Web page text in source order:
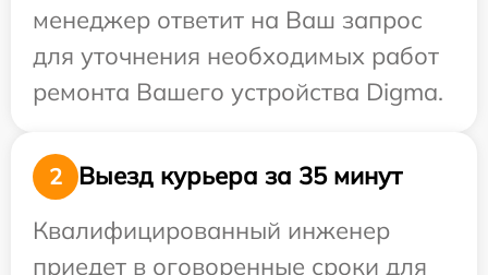
менеджер ответит на Ваш запрос
для уточнения необходимых работ
ремонта Вашего устройства Digma.
2
Выезд курьера за 35 минут
Квалифицированный инженер
приедет в оговоренные сроки для